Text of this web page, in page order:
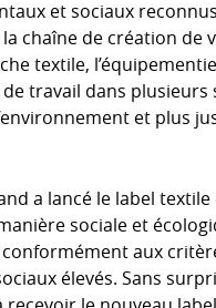
et sociaux
chaîne de création de
textile,
travail dans plusieurs
et plus
a lancé le label
sociale et
aux
élevés. Sans